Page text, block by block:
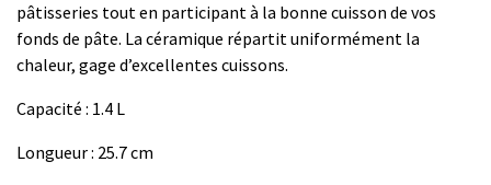
pâtisseries tout en participant à la bonne cuisson de vos
fonds de pâte. La céramique répartit uniformément la
chaleur, gage d’excellentes cuissons.
Capacité : 1.4 L
Longueur : 25.7 cm